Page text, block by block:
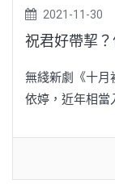
2021-11-30
祝君好帶挈
無綫新劇《十月
依婷，近年相當